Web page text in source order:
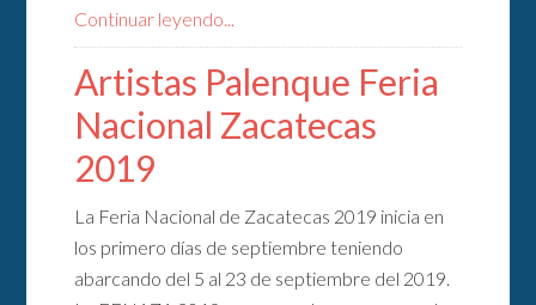
Continuar leyendo...
Artistas Palenque Feria
Nacional Zacatecas
2019
La Feria Nacional de Zacatecas 2019 inicia en
los primero días de septiembre teniendo
abarcando del 5 al 23 de septiembre del 2019.